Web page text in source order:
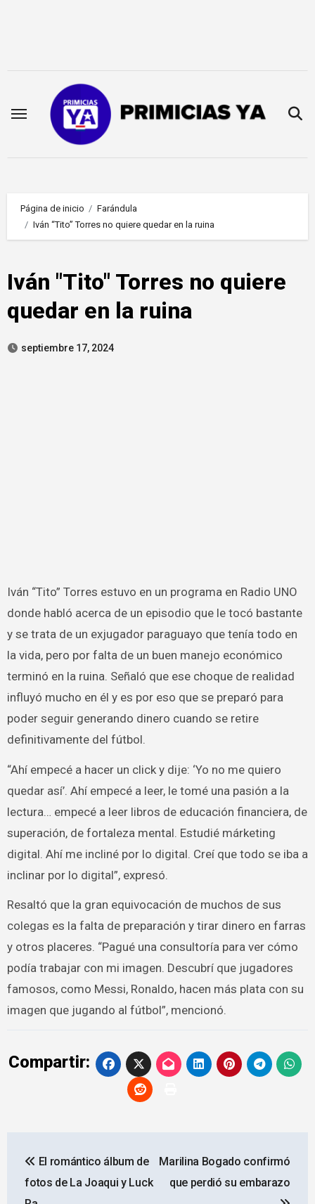
Página de inicio
Farándula
Iván “Tito” Torres no quiere quedar en la ruina
Iván "Tito" Torres no quiere
quedar en la ruina
septiembre 17, 2024
Iván “Tito” Torres estuvo en un programa en Radio UNO
donde habló acerca de un episodio que le tocó bastante
y se trata de un exjugador paraguayo que tenía todo en
la vida, pero por falta de un buen manejo económico
terminó en la ruina. Señaló que ese choque de realidad
influyó mucho en él y es por eso que se preparó para
poder seguir generando dinero cuando se retire
definitivamente del fútbol.
“Ahí empecé a hacer un click y dije: ‘Yo no me quiero
quedar así’. Ahí empecé a leer, le tomé una pasión a la
lectura… empecé a leer libros de educación financiera, de
superación, de fortaleza mental. Estudié márketing
digital. Ahí me incliné por lo digital. Creí que todo se iba a
inclinar por lo digital”, expresó.
Resaltó que la gran equivocación de muchos de sus
colegas es la falta de preparación y tirar dinero en farras
y otros placeres. “Pagué una consultoría para ver cómo
podía trabajar con mi imagen. Descubrí que jugadores
famosos, como Messi, Ronaldo, hacen más plata con su
imagen que jugando al fútbol”, mencionó.
Compartir:
de
El romántico álbum de
fotos de La Joaqui y Luck
Marilina Bogado confirmó
que perdió su embarazo